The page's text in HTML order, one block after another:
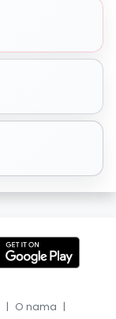
| O nama |